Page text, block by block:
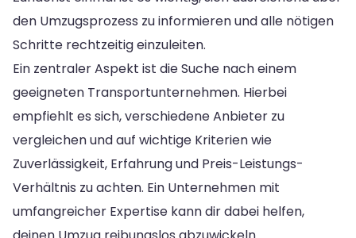
den Umzugsprozess zu informieren und alle nötigen
Schritte rechtzeitig einzuleiten.
Ein zentraler Aspekt ist die Suche nach einem
geeigneten Transportunternehmen. Hierbei
empfiehlt es sich, verschiedene Anbieter zu
vergleichen und auf wichtige Kriterien wie
Zuverlässigkeit, Erfahrung und Preis-Leistungs-
Verhältnis zu achten. Ein Unternehmen mit
umfangreicher Expertise kann dir dabei helfen,